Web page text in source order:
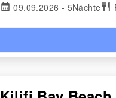
calendar_month 09.09.2026 - 5Nächterestaurant